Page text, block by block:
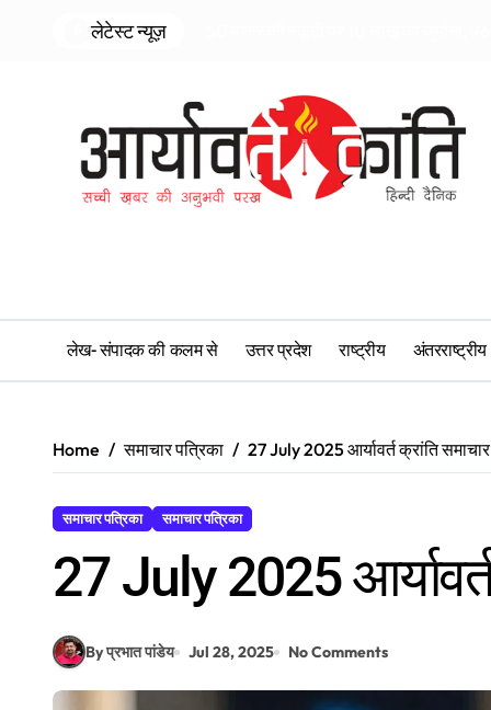
लेटेस्ट न्यूज़
लेख- संपादक की कलम से उत्तर प्रदेश राष्ट्रीय अंतरराष्ट्रीय
Home समाचार पत्रिका 27 July 2025 आर्यावर्त क्रांति
समाचार पत्रिका समाचार पत्रिका
27 July 2025
By प्रभात पांडेय Jul 28, 2025 No Comments